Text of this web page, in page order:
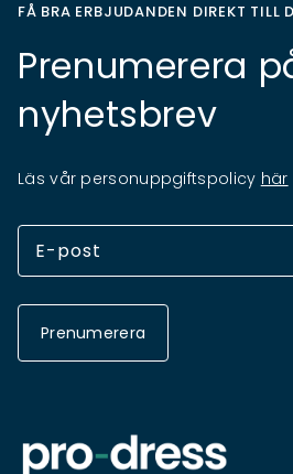
FÅ BRA ERBJUDANDEN DIREKT TILL
Prenumerera
nyhetsbrev
Läs vår personuppgiftspolicy här
Prenumerera